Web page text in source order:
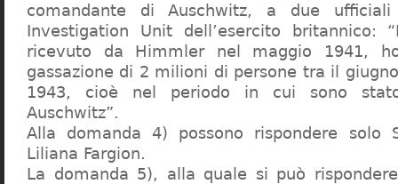
comandante di Auschwitz, a due
Investigation Unit dell’esercito britannico:
ricevuto da Himmler nel maggio 1941,
gassazione di 2 milioni di persone tra il
1943, cioè nel periodo in cui sono
Auschwitz”.
Alla domanda 4) possono rispondere solo
Liliana Fargion.
La domanda 5), alla quale si può